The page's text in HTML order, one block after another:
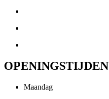
OPENINGSTIJDEN
Maandag